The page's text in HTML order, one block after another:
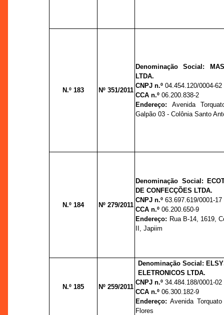
N.º 183 Nº 351/2011
Denominação Social:
LTDA.
CNPJ n.º04.454.120/0004-62
CCA n.º 06.200.838-2
Endereço:Avenida
Galpão 03 - Colônia Santo
N.º 184 Nº 279/2011
Denominação Social:
DE CONFECÇÕES LTDA.
CNPJ n.º63.697.619/0001-17
CCA n.º 06.200.650-9
Endereço: Rua B-14, 1619,
II, Japiim
N.º 185 Nº 259/2011
Denominação Social:
ELETRONICOS LTDA.
CNPJ n.º34.484.188/0001-02
CCA n.º 06.300.182-9
Endereço:Avenida
Flores